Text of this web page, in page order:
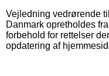
Vejledning vedrørende
Danmark opretholdes
forbehold for rettelser
opdatering af